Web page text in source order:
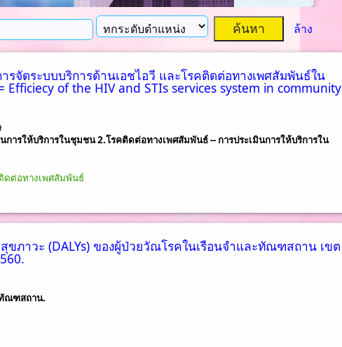
ล้าง
รจัดระบบบริการด้านเอชไอวี และโรคติดต่อทางเพศสัมพันธ์ใน
of the HIV and STIs services system in community
นการให้บริการในชุมชน 2.โรคติดต่อทางเพศสัมพันธ์ -- การประเมินการให้บริการใน
ดต่อทางเพศสัมพันธ์
ภาวะ (DALYs) ของผู้ป่วยวัณโรคในเรือนจำและทัณฑสถาน เขต
ณฑสถาน.